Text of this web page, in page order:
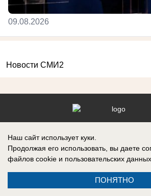
09.08.2026
Новости СМИ2
Контакты
Наш сайт использует куки.
Продолжая его использовать, вы даете
файлов cookie и пользовательских данных.
ПОНЯТНО